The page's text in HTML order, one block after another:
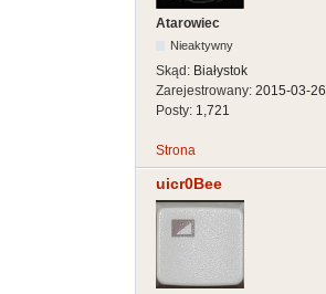
Atarowiec
Nieaktywny
Skąd: Białystok
Zarejestrowany: 2015-03-26
Posty: 1,721
Strona
uicr0Bee